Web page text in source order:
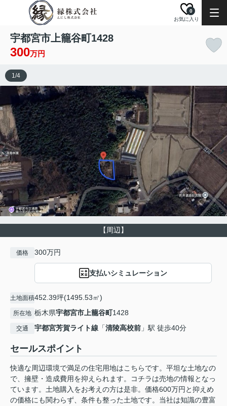
お気に入り
0
宇都宮市上籠谷町1428
300万円
【周辺】
1/4
価格 300万円
支払いシミュレーション
土地面積452.39坪(1495.53㎡)
所在地 栃木県宇都宮市上籠谷町1428
交通 宇都宮芳賀ライト線 「清陵高校前 」駅 徒歩40分
セールスポイント
快適な周辺環境で満足の住宅用地はこちらです。平坦な土地なの
で、擁壁・造成費用を抑えられます。コチラは売地の情報となっ
ています。土地購入をお考えの方は是非。価格600万円と抑えめ
の価格にも関わらず、条件も整った土地です。当社は知識の豊富